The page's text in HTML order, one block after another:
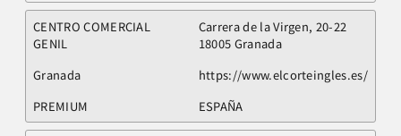
CENTRO COMERCIAL
GENIL
Carrera de la Virgen, 20-22
18005 Granada
Granada
https://www.elcorteingles.es/
PREMIUM
ESPAÑA